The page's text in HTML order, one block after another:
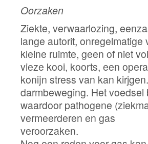
Oorzaken
Ziekte, verwaarlozing,
lange autorit,
kleine ruimte, geen of niet
vieze kooi, koorts, een
konijn stress van kan
darmbeweging. Het
waardoor pathogene
vermeerderen en gas